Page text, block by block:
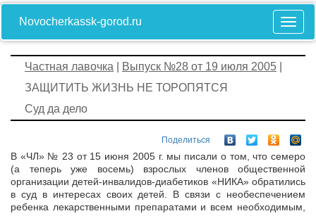
Novocherkassk-gorod.ru
Частная лавочка Выпуск №28 от 19 июля 2005
ЗАЩИТИТЬ ЖИЗНЬ НЕ ТОРОПЯТСЯ
Суд да дело
Поделиться
В «ЧЛ» № 23 от 15 июня 2005 г. мы писали о том, что семеро
(а теперь уже восемь) взрослых членов общественной
организации детей-инвалидов-диабетиков «НИКА» обратились
в суд в интересах своих детей. В связи с необеспечением
ребенка лекарственными препаратами и всем необходимым,